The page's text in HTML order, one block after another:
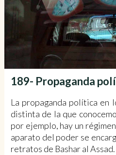
189- Propaganda
La propaganda política en
distinta de la que
por ejemplo, hay un
aparato del poder se
retratos de Bashar al Assad.